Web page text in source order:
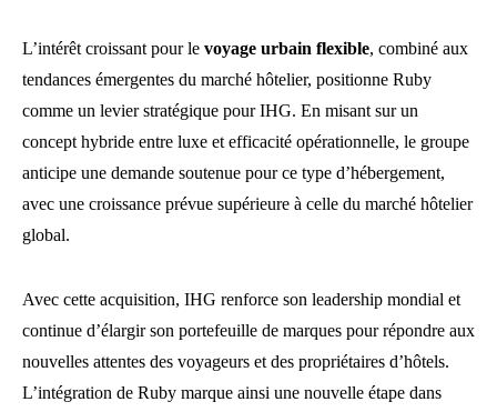
L’intérêt croissant pour le voyage urbain flexible, combiné aux
tendances émergentes du marché hôtelier, positionne Ruby
comme un levier stratégique pour IHG. En misant sur un
concept hybride entre luxe et efficacité opérationnelle, le groupe
anticipe une demande soutenue pour ce type d’hébergement,
avec une croissance prévue supérieure à celle du marché hôtelier
global.
Avec cette acquisition, IHG renforce son leadership mondial et
continue d’élargir son portefeuille de marques pour répondre aux
nouvelles attentes des voyageurs et des propriétaires d’hôtels.
L’intégration de Ruby marque ainsi une nouvelle étape dans